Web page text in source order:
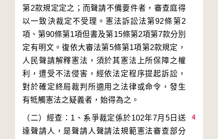
第2款規定定之；而聲請不備要件者，審查庭得
以一致決裁定不受理。憲法訴訟法第92條第2
項、第90條第1項但書及第15條第2項第7款分別
定有明文。復依大審法第5條第1項第2款規定，
人民聲請解釋憲法，須於其憲法上所保障之權
利，遭受不法侵害，經依法定程序提起訴訟，
對於確定終局裁判所適用之法律或命令，發生
4
（二）經查：1、系爭裁定係於102年7月5日送
達聲請人，是聲請人聲請法規範憲法審查部分